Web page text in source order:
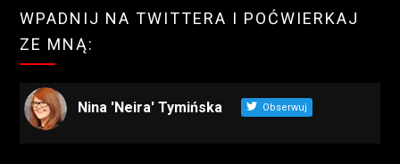
WPADNIJ NA TWITTERA I POĆWIERKAJ
ZE MNĄ:
Nina 'Neira' Tymińska Obserwuj